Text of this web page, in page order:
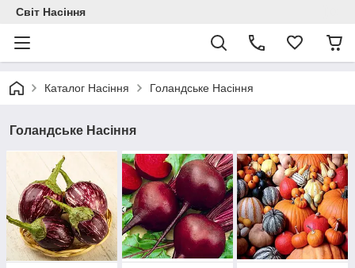
Світ Насіння
Каталог Насіння Голандське Насіння
Голандське Насіння